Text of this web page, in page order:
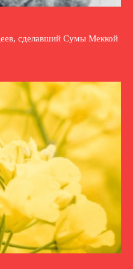
сделавший Сумы Меккой